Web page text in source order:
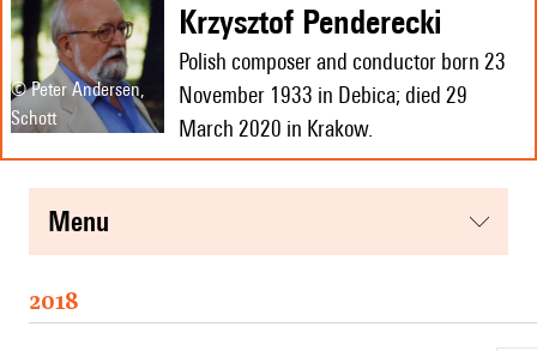
© Peter Andersen,
Schott
Krzysztof Penderecki
Polish composer and conductor born 23
November 1933 in Debica; died 29
March 2020 in Krakow.
menu
2018